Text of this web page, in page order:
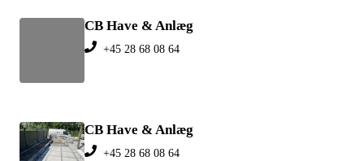
CB Have & Anlæg
+45 28 68 08 64
CB Have & Anlæg
+45 28 68 08 64